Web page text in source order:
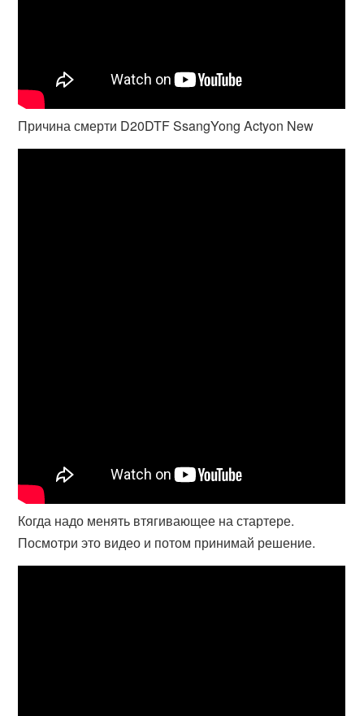
Причина смерти D20DTF SsangYong Actyon New
Когда надо менять втягивающее на стартере.
Посмотри это видео и потом принимай решение.